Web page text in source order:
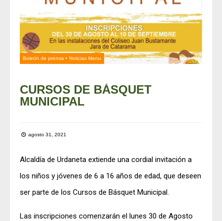
Boletín de prensa • Noticias Menu
CURSOS DE BÁSQUET
MUNICIPAL
agosto 31, 2021
Alcaldía de Urdaneta extiende una cordial invitación a
los niños y jóvenes de 6 a 16 años de edad, que deseen
ser parte de los Cursos de Básquet Municipal.
Las inscripciones comenzarán el lunes 30 de Agosto